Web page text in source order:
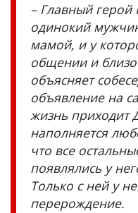
– Главный
одинокий
мамой, и у
общении и
объясняет
объявление на
жизнь приходит
наполняется
что все
появлялись у
Только с ней у
перерождение.